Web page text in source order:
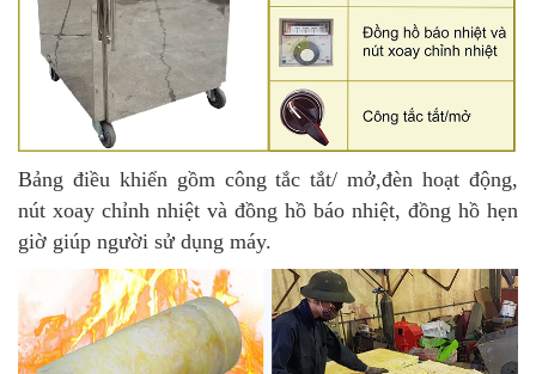
Bảng điều khiển gồm công tắc tắt/ mở,đèn hoạt động,
nút xoay chỉnh nhiệt và đồng hồ báo nhiệt, đồng hồ hẹn
giờ giúp người sử dụng máy.